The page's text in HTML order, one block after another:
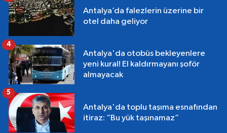
Antalya’da falezlerin üzerine bir
otel daha geliyor
Antalya'da otobüs bekleyenlere
yeni kural! El kaldırmayanı şoför
almayacak
4
Antalya'da toplu taşıma esnafından
itiraz: “Bu yük taşınamaz”
5